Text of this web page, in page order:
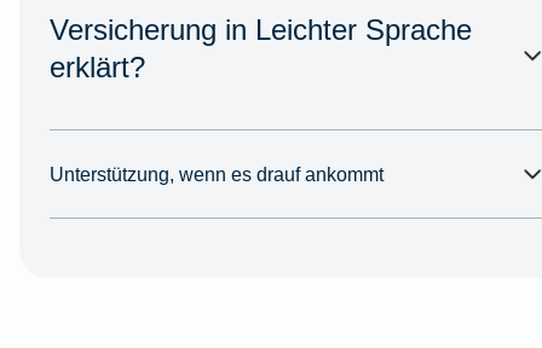
Versicherung in Leichter Sprache
erklärt?
Unterstützung, wenn es drauf ankommt